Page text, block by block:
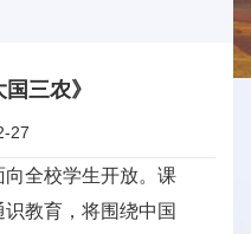
三农》
27
向全校学生开放。课
教育，将围绕中国